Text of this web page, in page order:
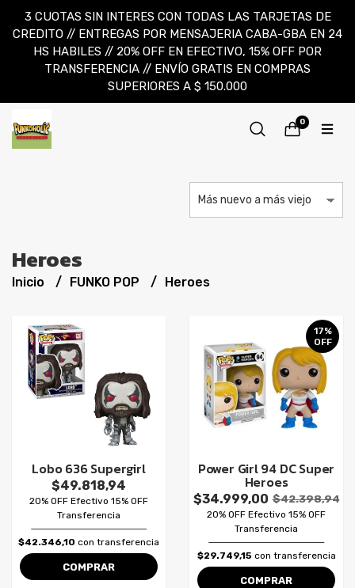
3 CUOTAS SIN INTERES CON TODAS LAS TARJETAS DE
CREDITO // ENTREGAS POR MENSAJERIA CABA-GBA EN 24
HS HABILES // 20% OFF EN EFECTIVO, 15% OFF POR
TRANSFERENCIA // ENVÍO GRATIS EN COMPRAS
SUPERIORES A $ 150.000
0
Heroes
Inicio FUNKO POP Heroes
Lobo 636 Supergirl
$49.818,94
20% OFF Efectivo 15% OFF
Transferencia
$42.346,10 con transferencia
COMPRAR
17%
OFF
Power Girl 94 DC Super
Heroes
$34.999,00 $42.398,94
20% OFF Efectivo 15% OFF
Transferencia
$29.749,15 con transferencia
COMPRAR